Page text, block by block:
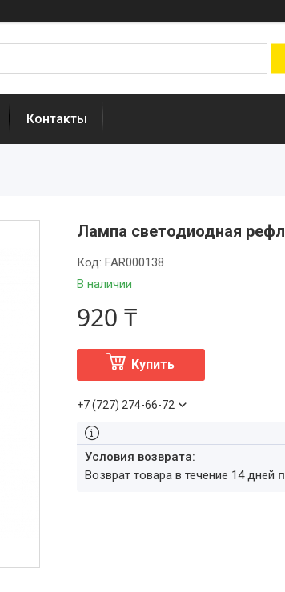
Контакты
Лампа светодиодная
В наличии
Код: FAR000138
920 ₸
Купить
+7 (727) 274-66-72
возврат товара в течение 14 дней